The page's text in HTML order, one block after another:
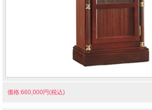
価格:660,000円(税込)